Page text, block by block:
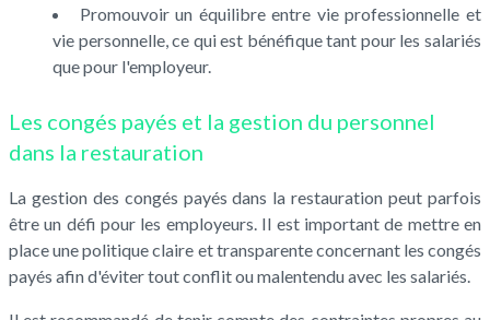
Promouvoir un équilibre entre vie professionnelle et
vie personnelle, ce qui est bénéfique tant pour les salariés
que pour l'employeur.
Les congés payés et la gestion du personnel
dans la restauration
La gestion des congés payés dans la restauration peut parfois
être un défi pour les employeurs. Il est important de mettre en
place une politique claire et transparente concernant les congés
payés afin d'éviter tout conflit ou malentendu avec les salariés.